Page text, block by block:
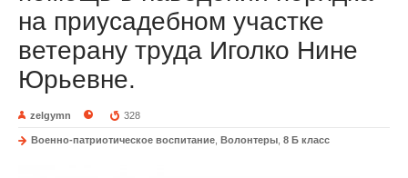
на приусадебном участке
ветерану труда Иголко Нине
Юрьевне.
zelgymn 328
Военно-патриотическое воспитание Волонтеры 8 Б класс